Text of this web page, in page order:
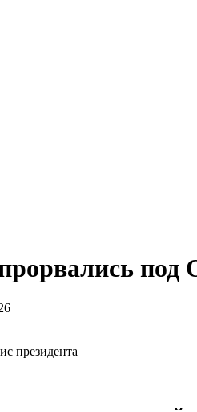
под